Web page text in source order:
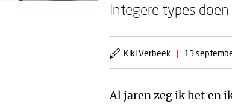
Integere types
Kiki Verbeek | 13
Al jaren zeg ik het en